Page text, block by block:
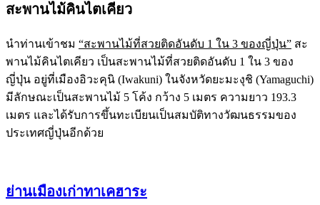
สะพานไม้คินไตเคียว
นำท่านเข้าชม “สะพานไม้ที่สวยติดอันดับ 1 ใน 3 ของญี่ปุ่น” สะ
พานไม้คินไตเคียว เป็นสะพานไม้ที่สวยติดอันดับ 1 ใน 3 ของ
ญี่ปุ่น อยู่ที่เมืองอิวะคุนิ (Iwakuni) ในจังหวัดยะมะงุชิ (Yamaguchi)
มีลักษณะเป็นสะพานไม้ 5 โค้ง กว้าง 5 เมตร ความยาว 193.3
เมตร และได้รับการขึ้นทะเบียนเป็นสมบัติทางวัฒนธรรมของ
ประเทศญี่ปุ่นอีกด้วย
ย่านเมืองเก่าทาเคฮาระ